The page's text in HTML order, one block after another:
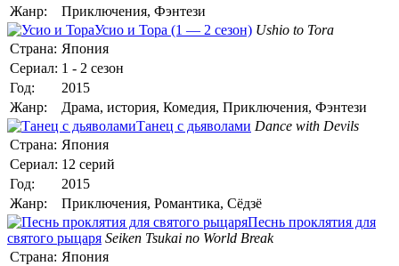
Жанр:
Приключения, Фэнтези
Усио и Тора (1 — 2 сезон) Ushio to Tora
Страна: Япония
Сериал: 1 - 2 сезон
Год:
2015
Жанр:
Драма, история, Комедия, Приключения, Фэнтези
Танец с дьяволами Dance with Devils
Страна: Япония
Сериал: 12 серий
Год:
2015
Жанр:
Приключения, Романтика, Сёдзё
Песнь проклятия для
святого рыцаря Seiken Tsukai no World Break
Страна: Япония